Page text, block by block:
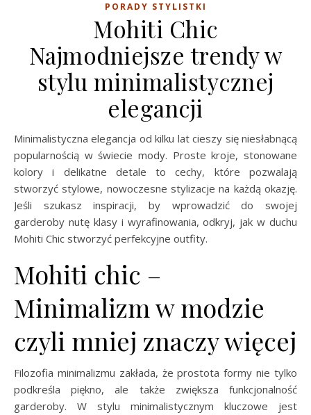
PORADY STYLISTKI
Mohiti Chic
Najmodniejsze trendy w
stylu minimalistycznej
elegancji
Minimalistyczna elegancja od kilku lat cieszy się niesłabnącą
popularnością w świecie mody. Proste kroje, stonowane
kolory i delikatne detale to cechy, które pozwalają
stworzyć stylowe, nowoczesne stylizacje na każdą okazję.
Jeśli szukasz inspiracji, by wprowadzić do swojej
garderoby nutę klasy i wyrafinowania, odkryj, jak w duchu
Mohiti Chic stworzyć perfekcyjne outfity.
Mohiti chic –
Minimalizm w modzie
czyli mniej znaczy więcej
Filozofia minimalizmu zakłada, że prostota formy nie tylko
podkreśla piękno, ale także zwiększa funkcjonalność
garderoby. W stylu minimalistycznym kluczowe jest